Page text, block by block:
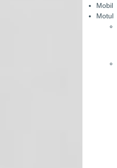
Mobil
Motul